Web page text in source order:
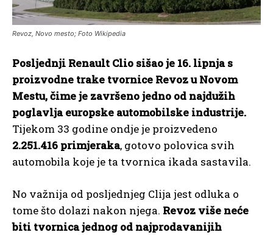
Revoz, Novo mesto; Foto Wikipedia
Posljednji Renault Clio sišao je 16. lipnja s
proizvodne trake tvornice Revoz u Novom
Mestu, čime je završeno jedno od najdužih
poglavlja europske automobilske industrije.
Tijekom 33 godine ondje je proizvedeno
2.251.416 primjeraka, gotovo polovica svih
automobila koje je ta tvornica ikada sastavila.
No važnija od posljednjeg Clija jest odluka o
tome što dolazi nakon njega. Revoz više neće
biti tvornica jednog od najprodavanijih